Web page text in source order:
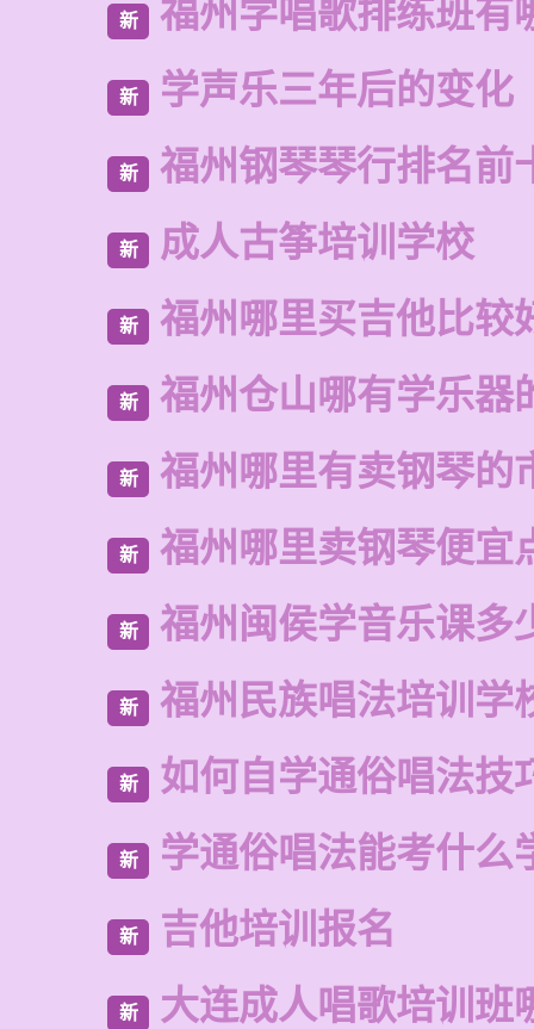
新 福州学唱歌排练班有
新 学声乐三年后的变化
新 福州钢琴琴行排名前
新 成人古筝培训学校
新 福州哪里买吉他比较
新 福州仓山哪有学乐器
新 福州哪里有卖钢琴的
新 福州哪里卖钢琴便宜
新 福州闽侯学音乐课多
新 福州民族唱法培训学
新 如何自学通俗唱法技
新 学通俗唱法能考什么
新 吉他培训报名
新 大连成人唱歌培训班